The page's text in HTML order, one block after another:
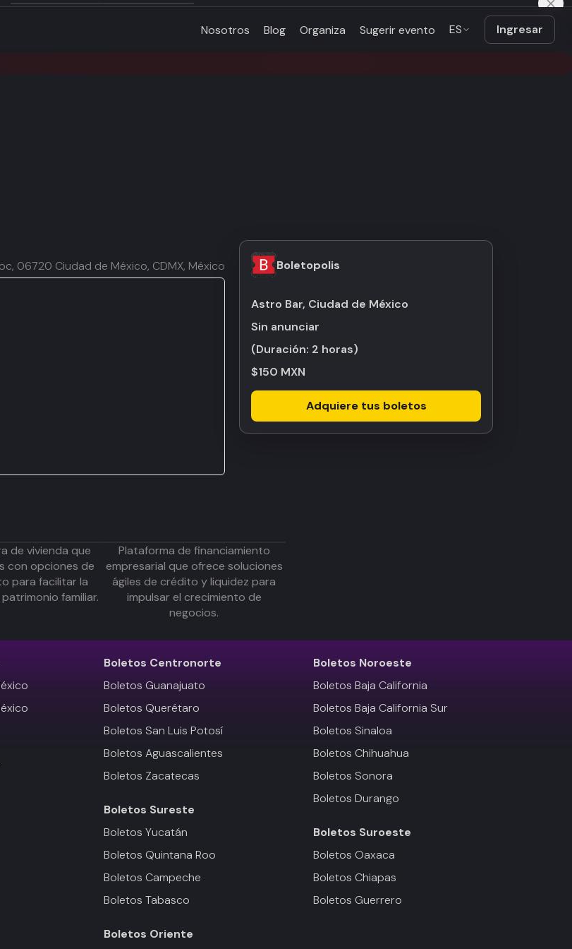
Nosotros Blog Organiza Sugerir evento ES Ingresar
Boletopolis
Astro Bar, Ciudad de México
Sin anunciar
(Duración: 2 horas)
$150 MXN
Adquiere tus boletos
06720 Ciudad de México, CDMX, México
de vivienda que
con opciones de
para facilitar la
familiar.
Plataforma de financiamiento
empresarial que ofrece soluciones
ágiles de crédito y liquidez para
impulsar el crecimiento de
negocios.
Boletos Centronorte
Boletos Guanajuato
Boletos Querétaro
Boletos San Luis Potosí
Boletos Aguascalientes
Boletos Zacatecas
Boletos Sureste
Boletos Yucatán
Boletos Quintana Roo
Boletos Campeche
Boletos Tabasco
Boletos Oriente
Boletos Noroeste
Boletos Baja California
Boletos Baja California Sur
Boletos Sinaloa
Boletos Chihuahua
Boletos Sonora
Boletos Durango
Boletos Suroeste
Boletos Oaxaca
Boletos Chiapas
Boletos Guerrero